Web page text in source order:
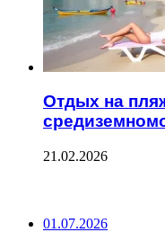
Отдых на
21.02.2026
01.07.2026